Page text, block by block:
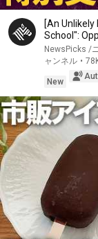
[An Unlikely
School":
NewsPicks /
ャンネル •
New